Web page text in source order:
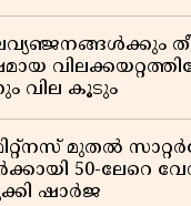
വില കൂടും
മുതൽ
50-ലേറെ
ഷാർജ